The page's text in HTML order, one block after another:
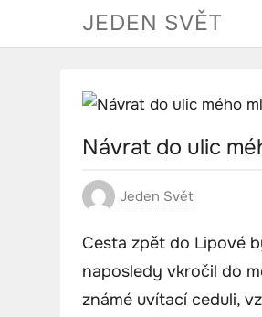
JEDEN SVĚT
Návrat do ulic
Jeden Svět
Cesta zpět do Lipové
naposledy vkročil do
známé uvítací ceduli,